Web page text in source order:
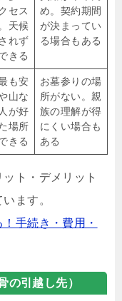
セス
天候
れず
きる
め。契約期間
が決まってい
る場合もある
も安
山な
が好
場所
きる
お墓参りの場
所がない。親
族の理解が得
にくい場合も
ある
ト・デメリット
ます。
手続き・費用・
の引越し先）